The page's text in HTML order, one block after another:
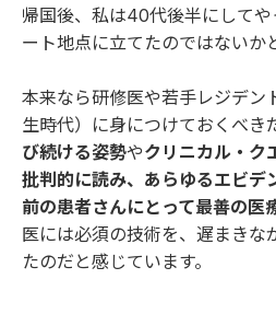
帰国後、私は40代後半にして
ート地点に立てたのではないか
本来なら研修医や若手レジデン
生時代）に身につけておくべき
び続ける姿勢やクリニカル・ク
批判的に読み、あらゆるエビデ
前の患者さんにとって最善の医
医には必須の技術を、遅まきな
たのだと感じています。